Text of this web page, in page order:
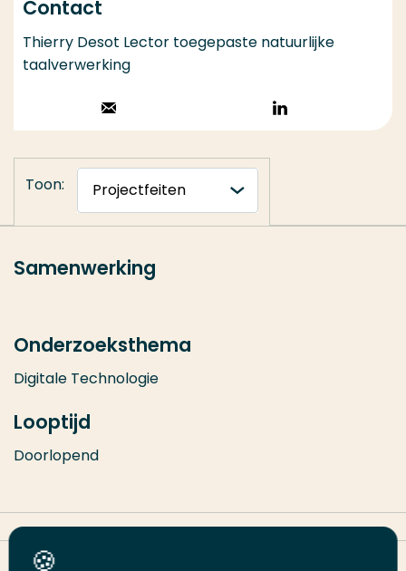
Contact
Thierry Desot Lector toegepaste natuurlijke
taalverwerking
Stuur een email
Volg op
LinkedIn
Toon:
Samenwerking
Onderzoeksthema
Digitale Technologie
Looptijd
Doorlopend